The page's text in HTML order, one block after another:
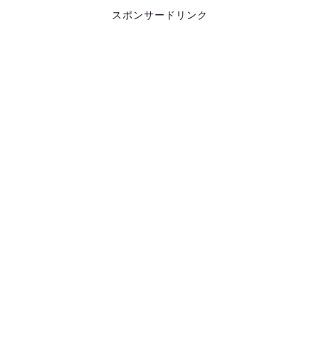
スポンサードリンク